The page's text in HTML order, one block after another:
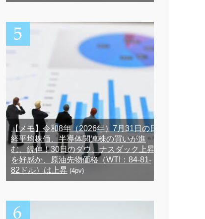
【メモ】令和8年（2026年）7月31日の日
経平均株価、半導体関連株の買いが進
む、続伸！30日のダウ、ナスダック上昇
を好感か、原油先物価格（WTI：84-81-
82ドル）は上昇 (4pv)